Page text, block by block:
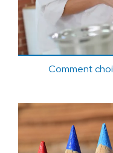
Comment